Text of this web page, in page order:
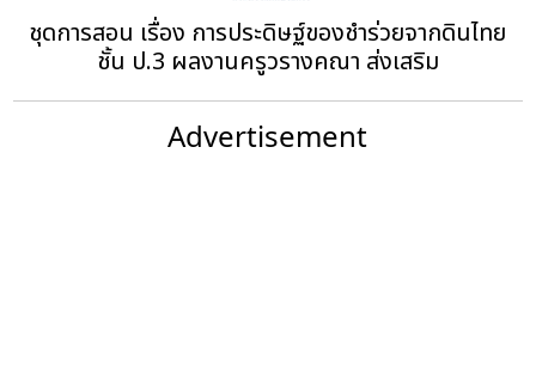
ชุดการสอน เรื่อง การประดิษฐ์ของชำร่วยจากดินไทย
ชั้น ป.3 ผลงานครูวรางคณา ส่งเสริม
Advertisement